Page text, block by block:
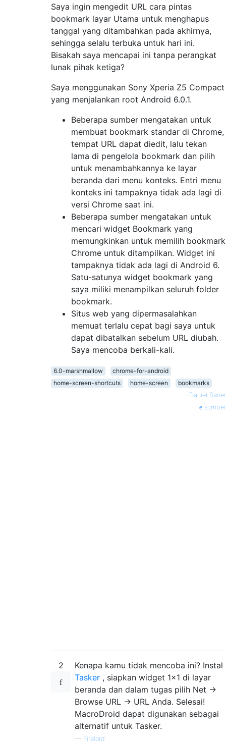
Saya ingin mengedit URL cara pintas
bookmark layar Utama untuk menghapus
tanggal yang ditambahkan pada akhirnya,
sehingga selalu terbuka untuk hari ini.
Bisakah saya mencapai ini tanpa perangkat
lunak pihak ketiga?
Saya menggunakan Sony Xperia Z5 Compact
yang menjalankan root Android 6.0.1.
Beberapa sumber mengatakan untuk
membuat bookmark standar di Chrome,
tempat URL dapat diedit, lalu tekan
lama di pengelola bookmark dan pilih
untuk menambahkannya ke layar
beranda dari menu konteks. Entri menu
konteks ini tampaknya tidak ada lagi di
versi Chrome saat ini.
Beberapa sumber mengatakan untuk
mencari widget Bookmark yang
memungkinkan untuk memilih bookmark
Chrome untuk ditampilkan. Widget ini
tampaknya tidak ada lagi di Android 6.
Satu-satunya widget bookmark yang
saya miliki menampilkan seluruh folder
bookmark.
Situs web yang dipermasalahkan
memuat terlalu cepat bagi saya untuk
dapat dibatalkan sebelum URL diubah.
Saya mencoba berkali-kali.
6.0-marshmallow
chrome-for-android
home-screen-shortcuts
home-screen
bookmarks
— Daniel Saner
sumber
2
Kenapa kamu tidak mencoba ini? Instal
Tasker , siapkan widget 1x1 di layar
beranda dan dalam tugas pilih Net ->
Browse URL -> URL Anda. Selesai!
MacroDroid dapat digunakan sebagai
alternatif untuk Tasker.
— Firelord